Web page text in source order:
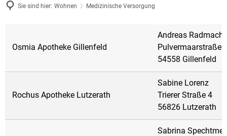
Sie sind hier: Wohnen Medizinische Versorgung
Versorgung
Osmia Apotheke Gillenfeld
Andreas
Pulvermaarstraße
54558 Gillenfeld
Rochus Apotheke Lutzerath
Sabine Lorenz
Trierer Straße 4
56826 Lutzerath
Sabrina